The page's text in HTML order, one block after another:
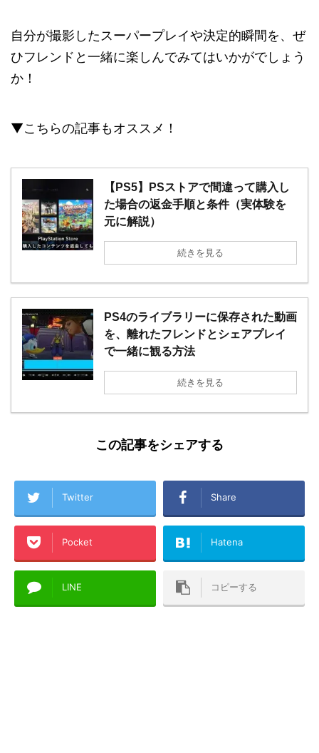
自分が撮影したスーパープレイや決定的瞬間を、ぜ
ひフレンドと一緒に楽しんでみてはいかがでしょう
か！
▼こちらの記事もオススメ！
【PS5】PSストアで間違って購入し
た場合の返金手順と条件（実体験を
元に解説）
続きを見る
PS4のライブラリーに保存された動画
を、離れたフレンドとシェアプレイ
で一緒に観る方法
続きを見る
この記事をシェアする
Twitter Share
Pocket Hatena
LINE コピーする